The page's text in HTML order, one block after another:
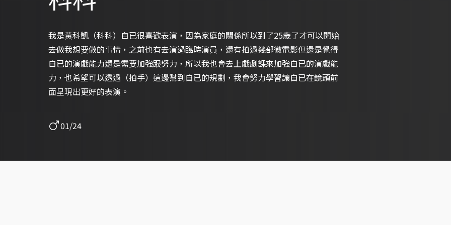
我是黃科凱（科科）自已很喜歡表演，因為家庭的關係所以到了25歲了才可以開始
去做我想要做的事情，之前也有去演過臨時演員，還有拍過幾部微電影但還是覺得
自已的演戲能力還是需要加強跟努力，所以我也會去上戲劇課來加強自已的演戲能
力，也希望可以透過（拍手）這邊幫到自已的規劃，我會努力學習讓自已在鏡頭前
面呈現出更好的表演。
01/24